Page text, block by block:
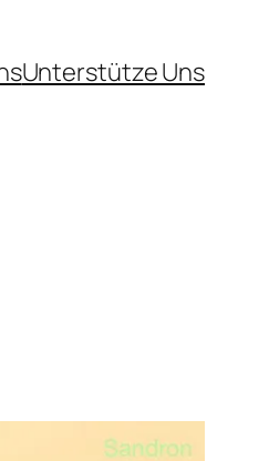
Unterstütze Uns